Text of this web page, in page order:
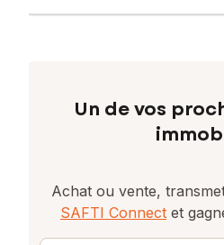
Un de vos
Achat ou vente,
SAFTI Connect et